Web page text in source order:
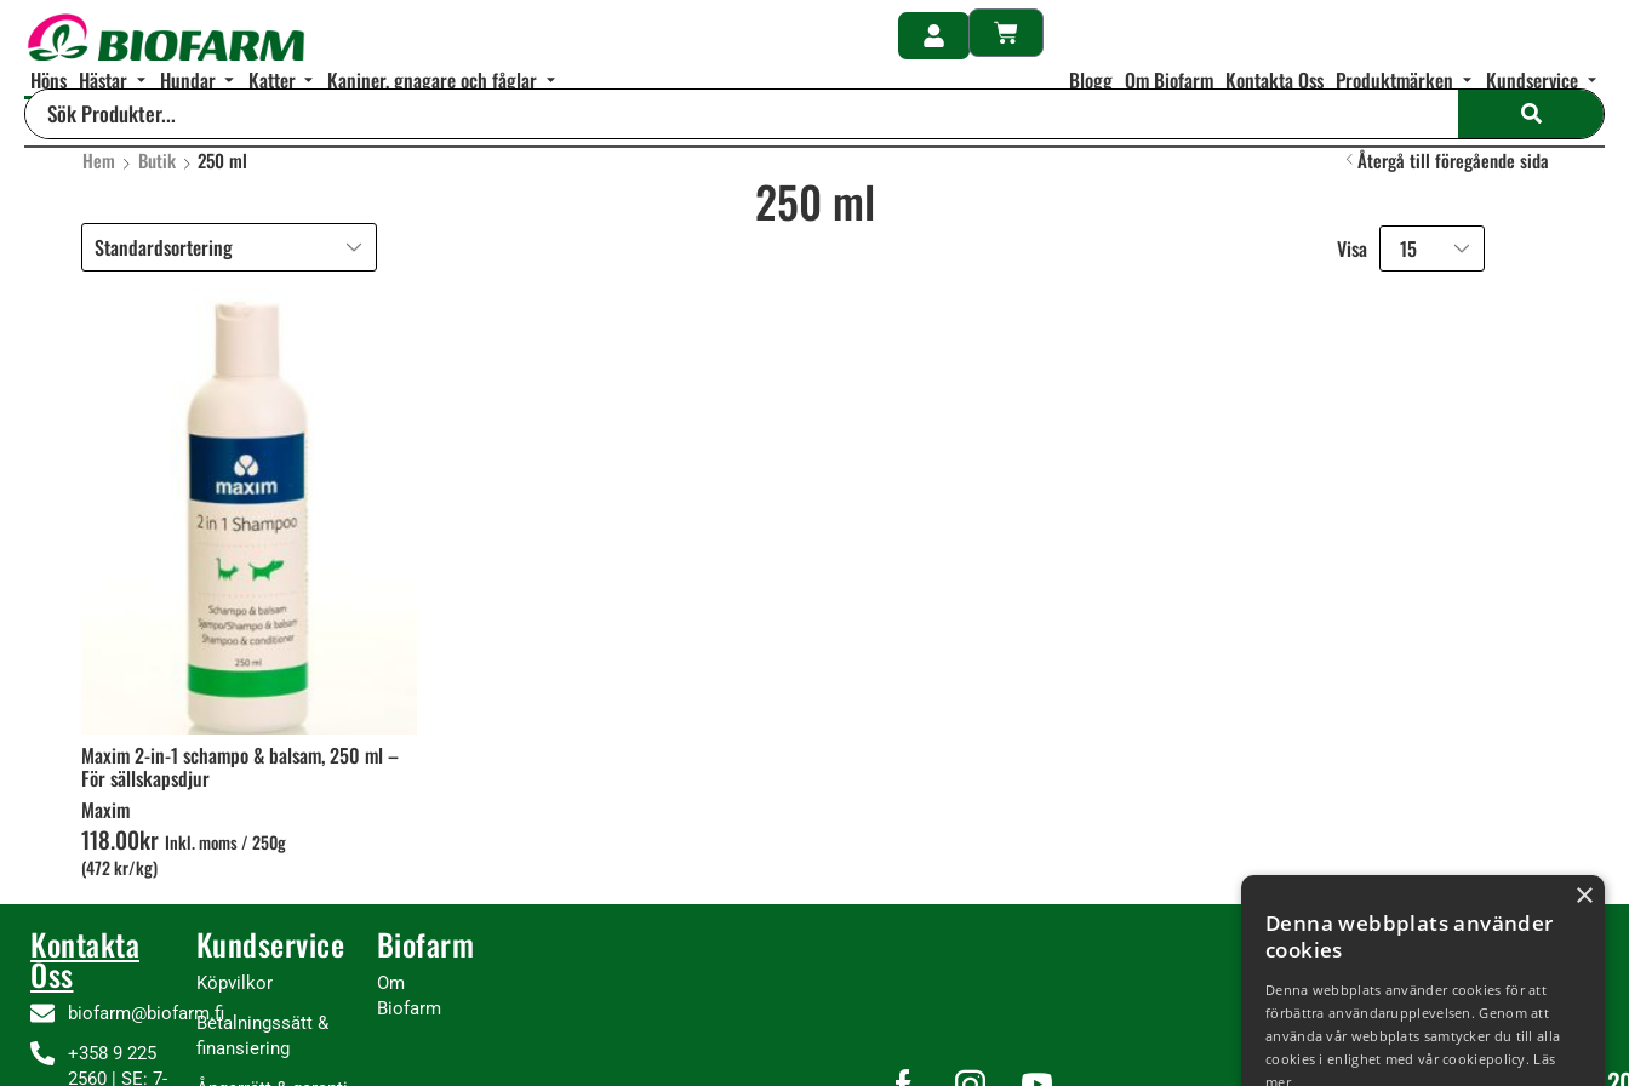
Höns Hästar Hundar Katter Kaniner, gnagare och fåglar Blogg Om Biofarm Kontakta Oss Produktmärken Kundservice
Hem Butik 250 ml Återgå till föregående sida
250 ml
Visa
Maxim 2-in-1 schampo & balsam, 250 ml –
För sällskapsdjur
Maxim
118.00kr Inkl. moms/250g
(472 kr/kg)
Kontakta
Oss
biofarm@biofarm.fi
+358 9 225
2560 | SE: 7-
Kundservice
Köpvilkor
Betalningssätt &
finansiering
Biofarm
Om
Biofarm
×
Denna webbplats använder
cookies
Denna webbplats använder cookies för att
förbättra användarupplevelsen. Genom att
använda vår webbplats samtycker du till alla
cookies i enlighet med vår cookiepolicy. Läs
mer